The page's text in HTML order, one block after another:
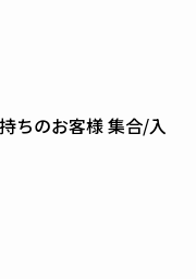
ちのお客様 集合/入